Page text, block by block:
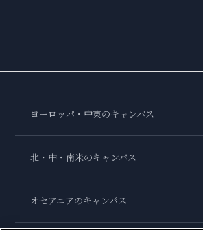
ヨーロッパ・中東のキャンパス
北・中・南米のキャンパス
オセアニアのキャンパス